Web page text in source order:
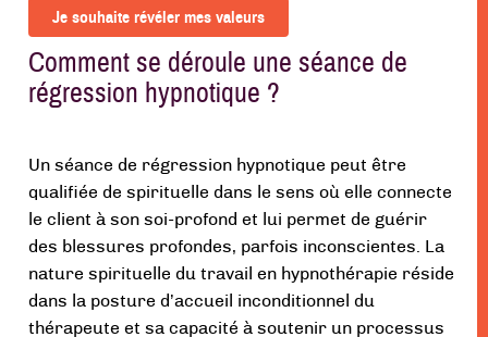
Je souhaite révéler mes valeurs
Comment se déroule une séance de
régression hypnotique ?
Un séance de régression hypnotique peut être
qualifiée de spirituelle dans le sens où elle connecte
le client à son soi-profond et lui permet de guérir
des blessures profondes, parfois inconscientes. La
nature spirituelle du travail en hypnothérapie réside
dans la posture d’accueil inconditionnel du
thérapeute et sa capacité à soutenir un processus